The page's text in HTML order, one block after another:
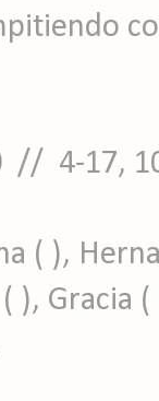
// 4-17,
( ),
), Gracia